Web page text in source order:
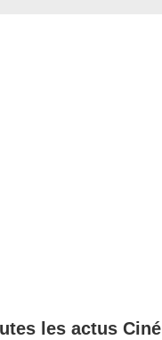
les actus Ciné